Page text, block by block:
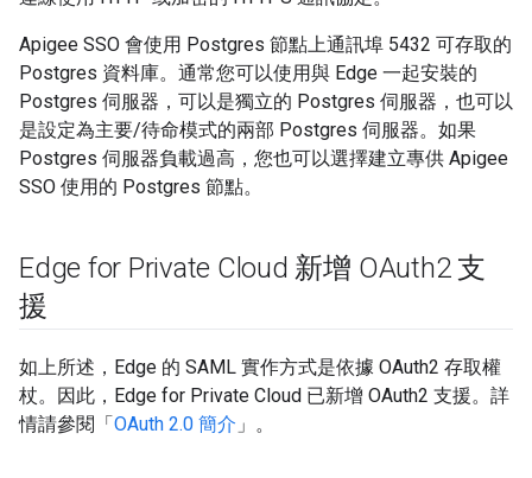
Apigee SSO 會使用 Postgres 節點上通訊埠 5432 可存取的
Postgres 資料庫。通常您可以使用與 Edge 一起安裝的
Postgres 伺服器，可以是獨立的 Postgres 伺服器，也可以
是設定為主要/待命模式的兩部 Postgres 伺服器。如果
Postgres 伺服器負載過高，您也可以選擇建立專供 Apigee
SSO 使用的 Postgres 節點。
Edge for Private Cloud 新增 OAuth2 支
援
如上所述，Edge 的 SAML 實作方式是依據 OAuth2 存取權
杖。因此，Edge for Private Cloud 已新增 OAuth2 支援。詳
情請參閱「 OAuth 2.0 簡介 」。